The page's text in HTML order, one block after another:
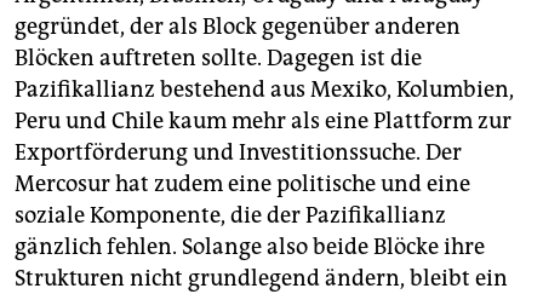
gegründet, der als Block gegenüber anderen
Blöcken auftreten sollte. Dagegen ist die
Pazifikallianz bestehend aus Mexiko, Kolumbien,
Peru und Chile kaum mehr als eine Plattform zur
Exportförderung und Investitionssuche. Der
Mercosur hat zudem eine politische und eine
soziale Komponente, die der Pazifikallianz
gänzlich fehlen. Solange also beide Blöcke ihre
Strukturen nicht grundlegend ändern, bleibt ein